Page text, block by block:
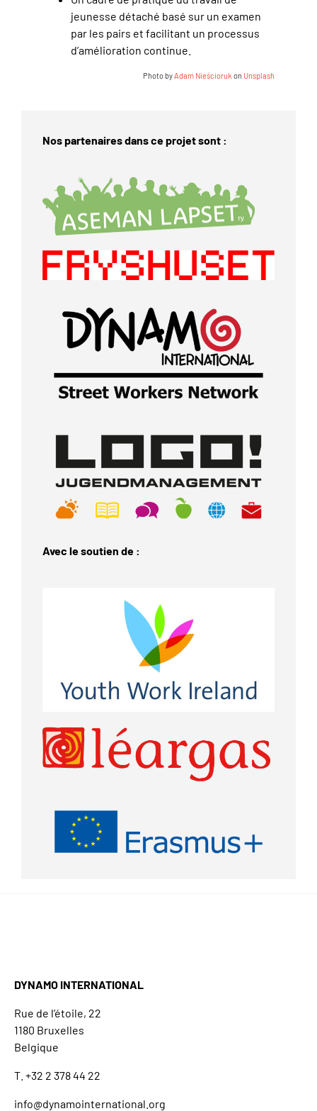
jeunesse détaché basé sur un examen
par les pairs et facilitant un processus
d’amélioration continue.
Photo by Adam Nieścioruk on Unsplash
Nos partenaires dans ce projet sont :
Avec le soutien de :
DYNAMO INTERNATIONAL
Rue de l’étoile, 22
1180 Bruxelles
Belgique
T. +32 2 378 44 22
info@dynamointernational.org